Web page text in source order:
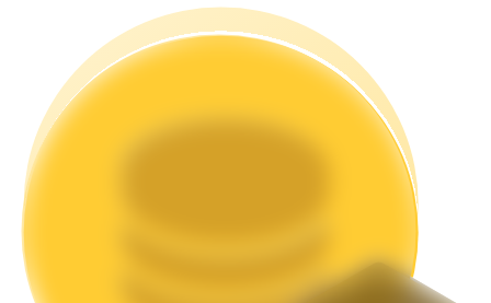
Staking
Alta rentabilidad y acceso instantáneo